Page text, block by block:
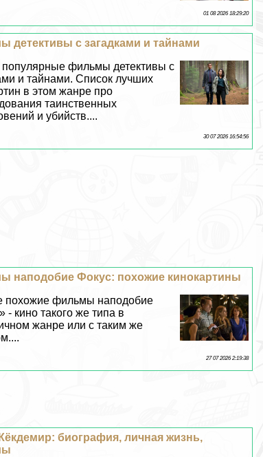
01 08 2026 18:29:20
детективы с загадками и тайнами
фильмы детективы с
и тайнами. Список лучших
в этом жанре про
таинственных
и убийств....
30 07 2026 16:54:56
наподобие Фокус: похожие кинокартины
похожие фильмы наподобие
- кино такого же типа в
жанре или с таким же
27 07 2026 2:19:38
биография, личная жизнь,